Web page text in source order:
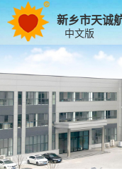
新乡市天诚
中文版